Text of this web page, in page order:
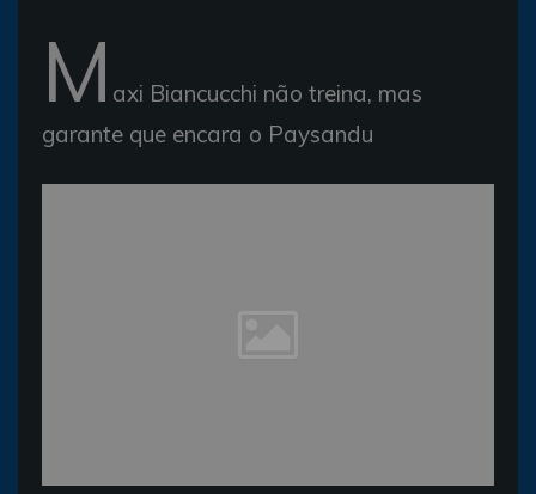
M axi Biancucchi não treina, mas
garante que encara o Paysandu